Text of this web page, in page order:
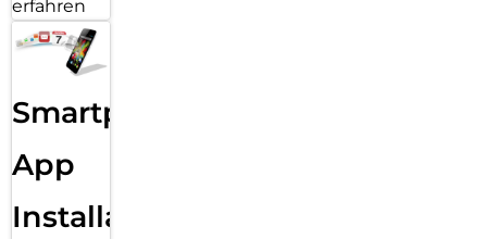
erfahren
Smartphone
App
Installation